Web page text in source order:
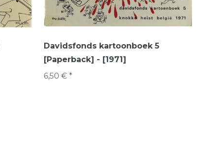
Davidsfonds kartoonboek 5
[Paperback] - [1971]
6,50 € *